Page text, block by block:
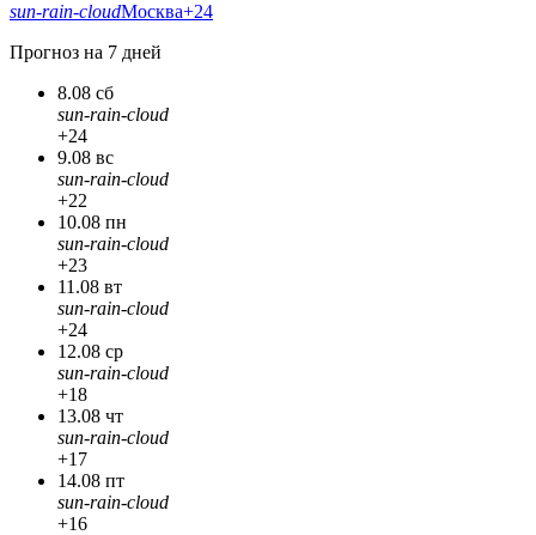
sun-rain-cloudМосква+24
Прогноз на 7 дней
8.08 сб
sun-rain-cloud
+24
9.08 вс
sun-rain-cloud
+22
10.08 пн
sun-rain-cloud
+23
11.08 вт
sun-rain-cloud
+24
12.08 ср
sun-rain-cloud
+18
13.08 чт
sun-rain-cloud
+17
14.08 пт
sun-rain-cloud
+16